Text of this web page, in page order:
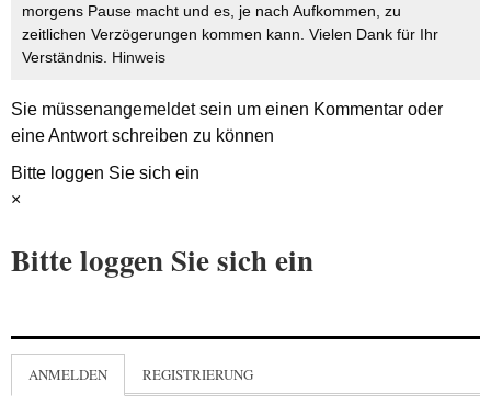
morgens Pause macht und es, je nach Aufkommen, zu
zeitlichen Verzögerungen kommen kann. Vielen Dank für Ihr
Verständnis. Hinweis
Sie müssenangemeldetsein um einen Kommentar oder
eine Antwort schreiben zu können
Bitte loggen Sie sich ein
×
Bitte loggen Sie sich ein
ANMELDEN REGISTRIERUNG